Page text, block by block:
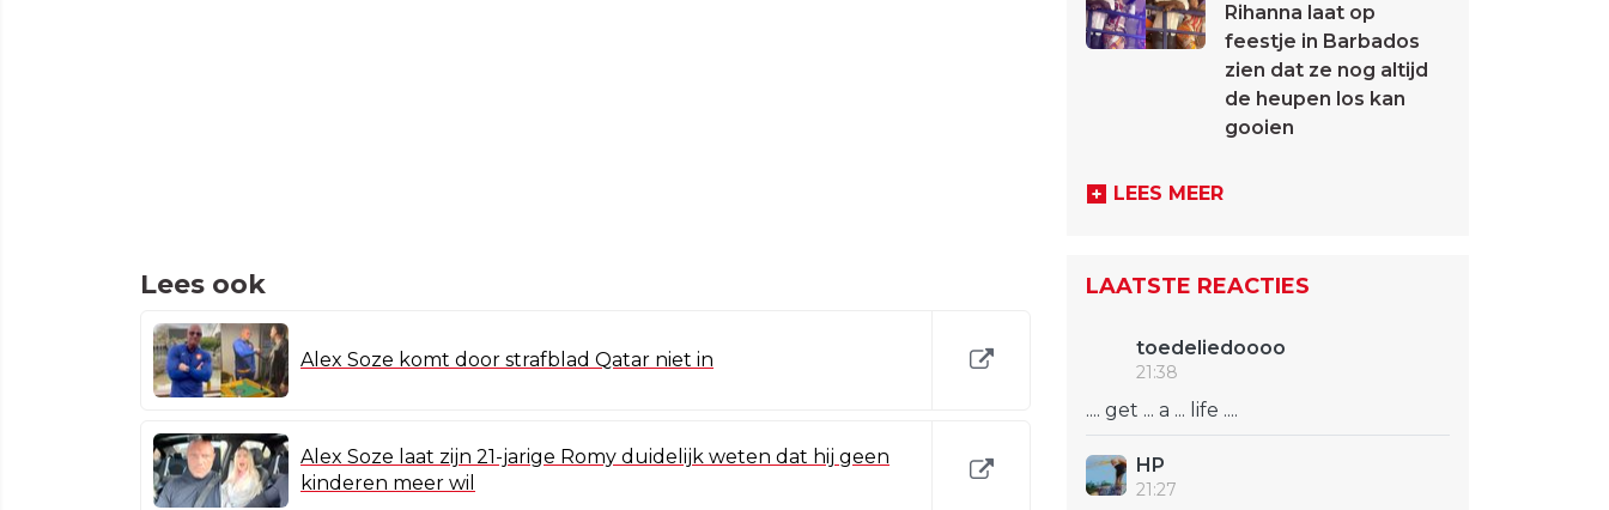
Lees ook
Alex Soze komt door strafblad Qatar niet in
Alex Soze laat zijn 21-jarige Romy duidelijk weten dat hij geen
kinderen meer wil
Rihanna laat op
feestje in Barbados
zien dat ze nog altijd
de heupen los kan
gooien
LEES MEER
LAATSTE REACTIES
toedeliedoooo
21:38
.... get ... a ... life ....
HP
21:27